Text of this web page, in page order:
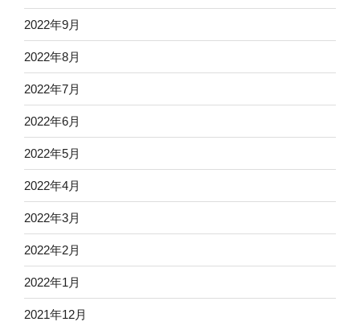
2022年9月
2022年8月
2022年7月
2022年6月
2022年5月
2022年4月
2022年3月
2022年2月
2022年1月
2021年12月